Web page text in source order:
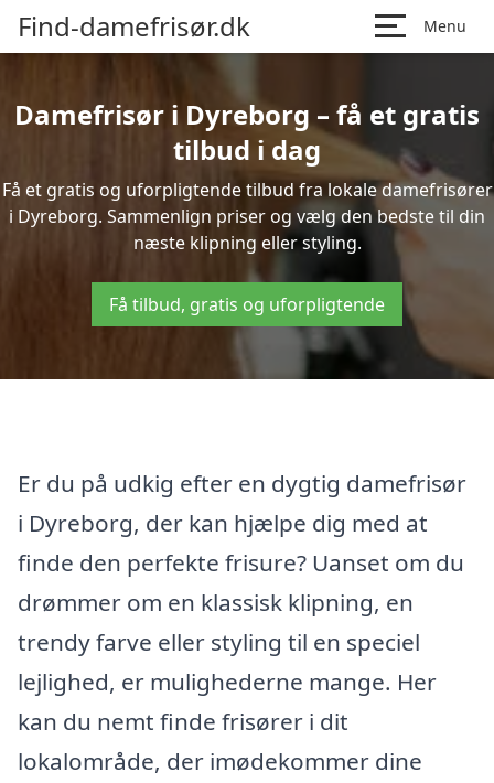
Find-damefrisør.dk Menu
Damefrisør i Dyreborg – få et gratis
tilbud i dag
Få et gratis og uforpligtende tilbud fra lokale damefrisører
i Dyreborg. Sammenlign priser og vælg den bedste til din
næste klipning eller styling.
Få tilbud, gratis og uforpligtende
Er du på udkig efter en dygtig damefrisør
i Dyreborg, der kan hjælpe dig med at
finde den perfekte frisure? Uanset om du
drømmer om en klassisk klipning, en
trendy farve eller styling til en speciel
lejlighed, er mulighederne mange. Her
kan du nemt finde frisører i dit
lokalområde, der imødekommer dine